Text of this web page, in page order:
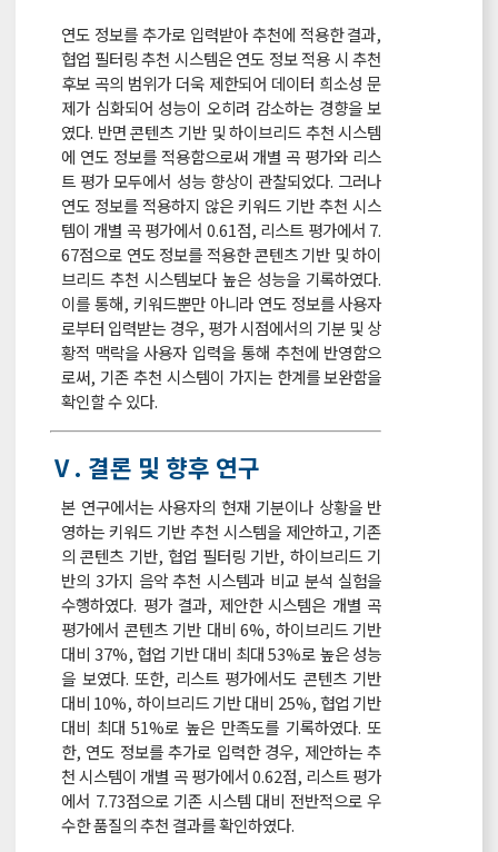
연도 정보를 추가로 입력받아 추천에 적용한 결과,
협업 필터링 추천 시스템은 연도 정보 적용 시 추천
후보 곡의 범위가 더욱 제한되어 데이터 희소성 문
제가 심화되어 성능이 오히려 감소하는 경향을 보
였다. 반면 콘텐츠 기반 및 하이브리드 추천 시스템
에 연도 정보를 적용함으로써 개별 곡 평가와 리스
트 평가 모두에서 성능 향상이 관찰되었다. 그러나
연도 정보를 적용하지 않은 키워드 기반 추천 시스
템이 개별 곡 평가에서 0.61점, 리스트 평가에서 7.
67점으로 연도 정보를 적용한 콘텐츠 기반 및 하이
브리드 추천 시스템보다 높은 성능을 기록하였다.
이를 통해, 키워드뿐만 아니라 연도 정보를 사용자
로부터 입력받는 경우, 평가 시점에서의 기분 및 상
황적 맥락을 사용자 입력을 통해 추천에 반영함으
로써, 기존 추천 시스템이 가지는 한계를 보완함을
확인할 수 있다.
Ⅴ. 결론 및 향후 연구
본 연구에서는 사용자의 현재 기분이나 상황을 반
영하는 키워드 기반 추천 시스템을 제안하고, 기존
의 콘텐츠 기반, 협업 필터링 기반, 하이브리드 기
반의 3가지 음악 추천 시스템과 비교 분석 실험을
수행하였다. 평가 결과, 제안한 시스템은 개별 곡
평가에서 콘텐츠 기반 대비 6%, 하이브리드 기반
대비 37%, 협업 기반 대비 최대 53%로 높은 성능
을 보였다. 또한, 리스트 평가에서도 콘텐츠 기반
대비 10%, 하이브리드 기반 대비 25%, 협업 기반
대비 최대 51%로 높은 만족도를 기록하였다. 또
한, 연도 정보를 추가로 입력한 경우, 제안하는 추
천 시스템이 개별 곡 평가에서 0.62점, 리스트 평가
에서 7.73점으로 기존 시스템 대비 전반적으로 우
수한 품질의 추천 결과를 확인하였다.